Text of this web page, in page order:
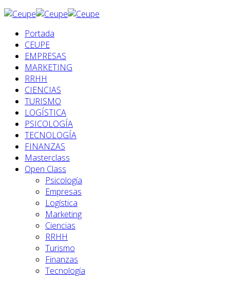
Portada
CEUPE
EMPRESAS
MARKETING
RRHH
CIENCIAS
TURISMO
LOGÍSTICA
PSICOLOGÍA
TECNOLOGÍA
FINANZAS
Masterclass
Open Class
Psicología
Empresas
Logística
Marketing
Ciencias
RRHH
Turismo
Finanzas
Tecnología